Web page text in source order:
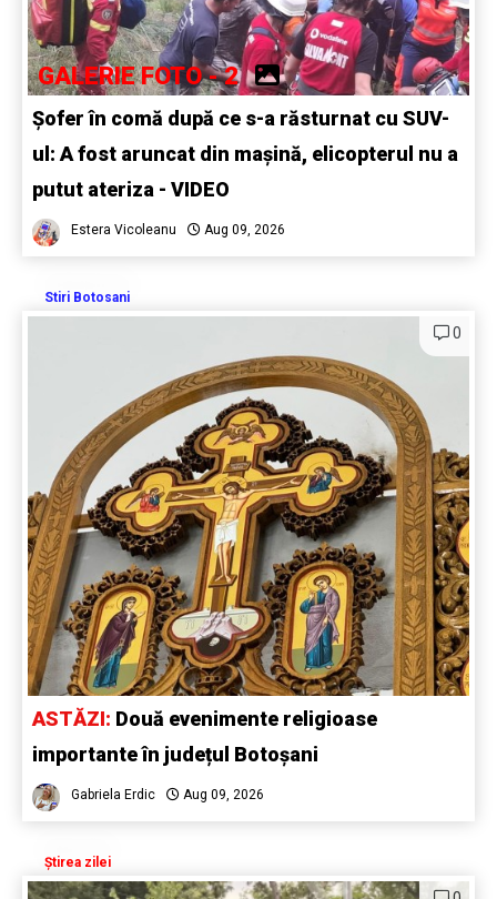
GALERIE FOTO - 2
Șofer în comă după ce s-a răsturnat cu SUV-
ul: A fost aruncat din mașină, elicopterul nu a
putut ateriza - VIDEO
Estera Vicoleanu Aug 09, 2026
Stiri Botosani
0
ASTĂZI: Două evenimente religioase
importante în județul Botoșani
Gabriela Erdic Aug 09, 2026
Știrea zilei